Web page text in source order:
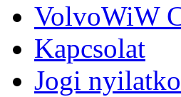
VolvoWiW
Kapcsolat
Jogi